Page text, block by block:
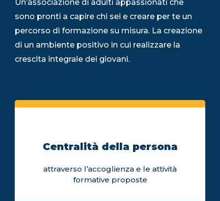
Un’associazione di adulti appassionati che
sono pronti a capire chi sei e creare per te un
percorso di formazione su misura. La creazione
di un ambiente positivo in cui realizzare la
crescita integrale dei giovani.
Centralità della persona
attraverso l’accoglienza e le attività
formative proposte